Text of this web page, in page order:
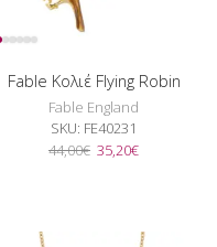
Fable Κολιέ Flying Robin
Fable England
SKU: FE40231
44,00€ Original
35,20€Η
35,20€.